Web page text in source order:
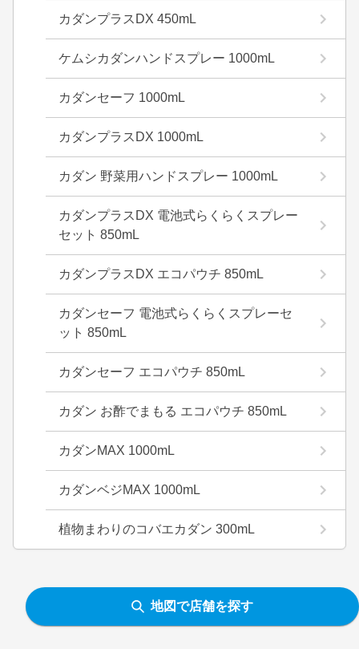
カダンプラスDX 450mL
ケムシカダンハンドスプレー 1000mL
カダンセーフ 1000mL
カダンプラスDX 1000mL
カダン 野菜用ハンドスプレー 1000mL
カダンプラスDX 電池式らくらくスプレー
セット 850mL
カダンプラスDX エコパウチ 850mL
カダンセーフ 電池式らくらくスプレーセ
ット 850mL
カダンセーフ エコパウチ 850mL
カダン お酢でまもる エコパウチ 850mL
カダンMAX 1000mL
カダンベジMAX 1000mL
植物まわりのコバエカダン 300mL
地図で店舗を探す